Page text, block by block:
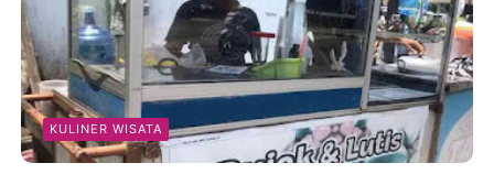
KULINER WISATA